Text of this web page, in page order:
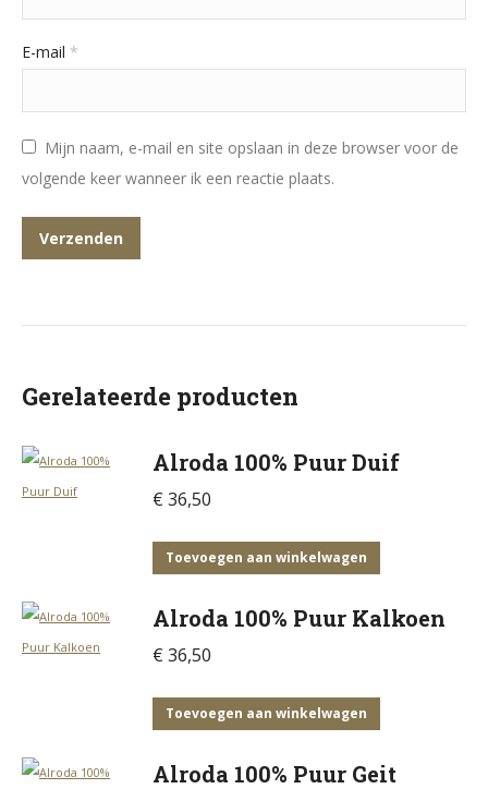
E-mail *
Mijn naam, e-mail en site opslaan in deze browser voor de
volgende keer wanneer ik een reactie plaats.
Gerelateerde producten
Alroda 100% Puur Duif
€ 36,50
Toevoegen aan winkelwagen
Alroda 100% Puur Kalkoen
€ 36,50
Toevoegen aan winkelwagen
Alroda 100% Puur Geit